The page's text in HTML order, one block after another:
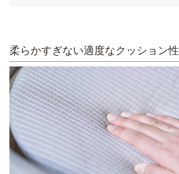
柔らかすぎない適度なクッション性